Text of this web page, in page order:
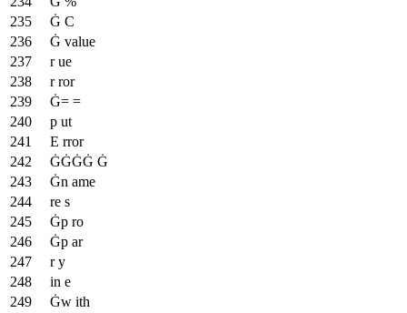
Ġ C
Ġ value
r ue
r ror
Ġ= =
p ut
E rror
ĠĠĠĠ Ġ
Ġn ame
re s
Ġp ro
Ġp ar
r y
in e
Ġw ith